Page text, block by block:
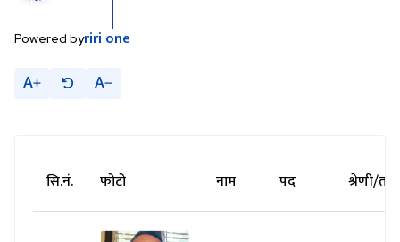
Powered byriri one
A A
सि.नं. फोटो नाम पद श्रेणी/तह